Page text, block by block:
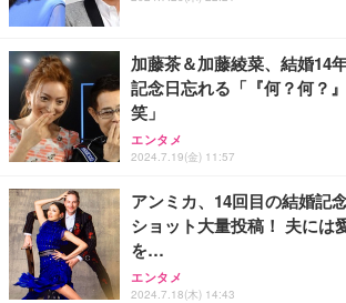
加藤茶＆加藤綾菜、結婚14
記念日忘れる「『何？何？
笑」
エンタメ
2024.7.19(金) 11:57
アンミカ、14回目の結婚記
ショット大量投稿！ 夫には
を…
エンタメ
2024.7.18(木) 14:43